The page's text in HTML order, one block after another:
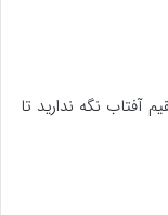
آفتاب نگه ندارید تا